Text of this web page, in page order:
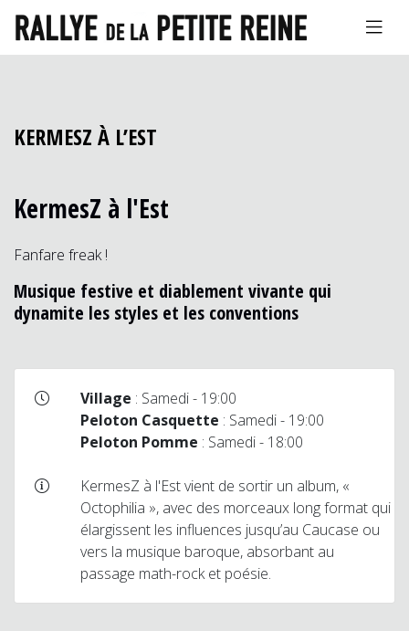
KERMESZ À L’EST
KermesZ à l'Est
Fanfare freak !
Musique festive et diablement vivante qui
dynamite les styles et les conventions
Village : Samedi - 19:00
Peloton Casquette : Samedi - 19:00
Peloton Pomme : Samedi - 18:00
KermesZ à l'Est vient de sortir un album, «
Octophilia », avec des morceaux long format qui
élargissent les influences jusqu’au Caucase ou
vers la musique baroque, absorbant au
passage math-rock et poésie.